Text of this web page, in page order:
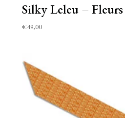
Silky Leleu – Fleurs
€49,00